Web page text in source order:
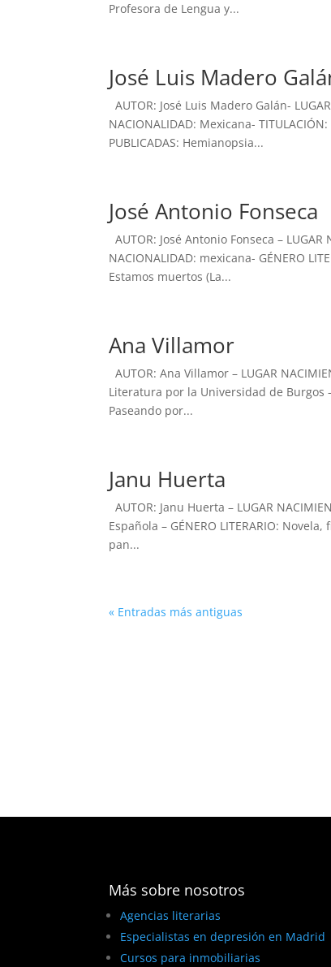
Profesora de Lengua y...
José Luis Madero
AUTOR: José Luis Madero Galán-
NACIONALIDAD: Mexicana-
PUBLICADAS: Hemianopsia...
José Antonio Fonseca
AUTOR: José Antonio Fonseca –
NACIONALIDAD: mexicana- GÉNERO
Estamos muertos (La...
Ana Villamor
AUTOR: Ana Villamor – LUGAR
Literatura por la Universidad de Burgos –
Paseando por...
Janu Huerta
AUTOR: Janu Huerta – LUGAR
Española – GÉNERO LITERARIO:
pan...
« Entradas más antiguas
Más sobre nosotros
Agencias literarias
Especialistas en depresión en Madrid
Cursos para inmobiliarias